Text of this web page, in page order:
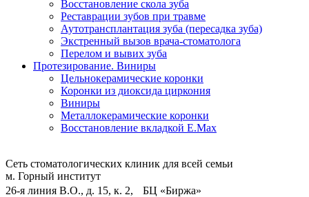
Восстановление скола зуба
Реставрации зубов при травме
Аутотрансплантация зуба (пересадка зуба)
Экстренный вызов врача-стоматолога
Перелом и вывих зуба
Протезирование. Виниры
Цельнокерамические коронки
Коронки из диоксида циркония
Виниры
Металлокерамические коронки
Восстановление вкладкой E.Max
Сеть стоматологических клиник для всей семьи
м. Горный институт
26-я линия В.О., д. 15, к. 2, БЦ «Биржа»